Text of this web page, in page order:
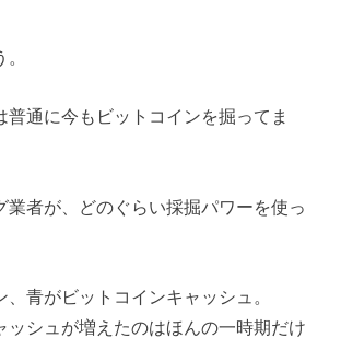
普通に今もビットコインを掘ってま
業者が、どのぐらい採掘パワーを使っ
青がビットコインキャッシュ。
ッシュが増えたのはほんの一時期だけ